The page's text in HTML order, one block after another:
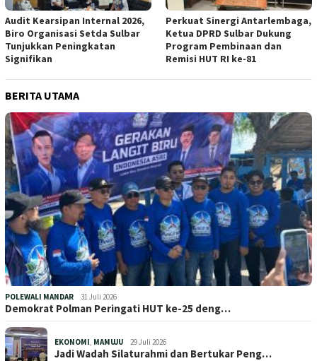
Audit Kearsipan Internal 2026,
Biro Organisasi Setda Sulbar
Tunjukkan Peningkatan
Signifikan
Perkuat Sinergi Antarlembaga,
Ketua DPRD Sulbar Dukung
Program Pembinaan dan
Remisi HUT RI ke-81
BERITA UTAMA
POLEWALI MANDAR 31 Juli 2026
Demokrat Polman Peringati HUT ke-25 deng…
EKONOMI, MAMUJU 29 Juli 2026
Jadi Wadah Silaturahmi dan Bertukar Peng…